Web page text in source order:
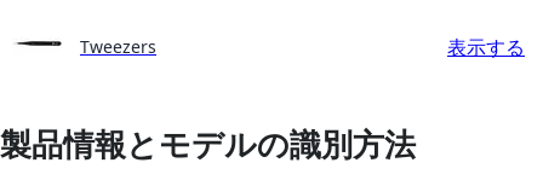
Tweezers 表示する
製品情報とモデルの識別方法